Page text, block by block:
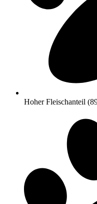
Hoher Fleischanteil